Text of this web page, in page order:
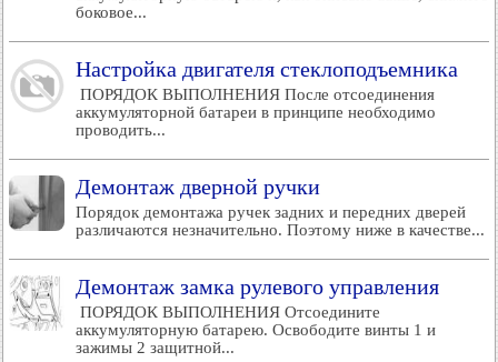
боковое...
Настройка двигателя стеклоподъемника
ПОРЯДОК ВЫПОЛНЕНИЯ После отсоединения
аккумуляторной батареи в принципе необходимо
проводить...
Демонтаж дверной ручки
Порядок демонтажа ручек задних и передних дверей
различаются незначительно. Поэтому ниже в качестве...
Демонтаж замка рулевого управления
ПОРЯДОК ВЫПОЛНЕНИЯ Отсоедините
аккумуляторную батарею. Освободите винты 1 и
зажимы 2 защитной...